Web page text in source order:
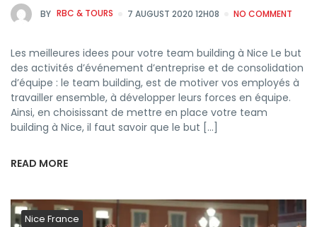
BY RBC & TOURS 7 AUGUST 2020 12H08 NO COMMENT
Les meilleures idees pour votre team building à Nice Le but
des activités d’événement d’entreprise et de consolidation
d’équipe : le team building, est de motiver vos employés à
travailler ensemble, à développer leurs forces en équipe.
Ainsi, en choisissant de mettre en place votre team
building à Nice, il faut savoir que le but […]
READ MORE
Nice France